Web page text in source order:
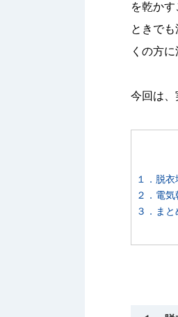
を乾か
ときで
くの方
今回は、
１．脱
２．電
３．まと